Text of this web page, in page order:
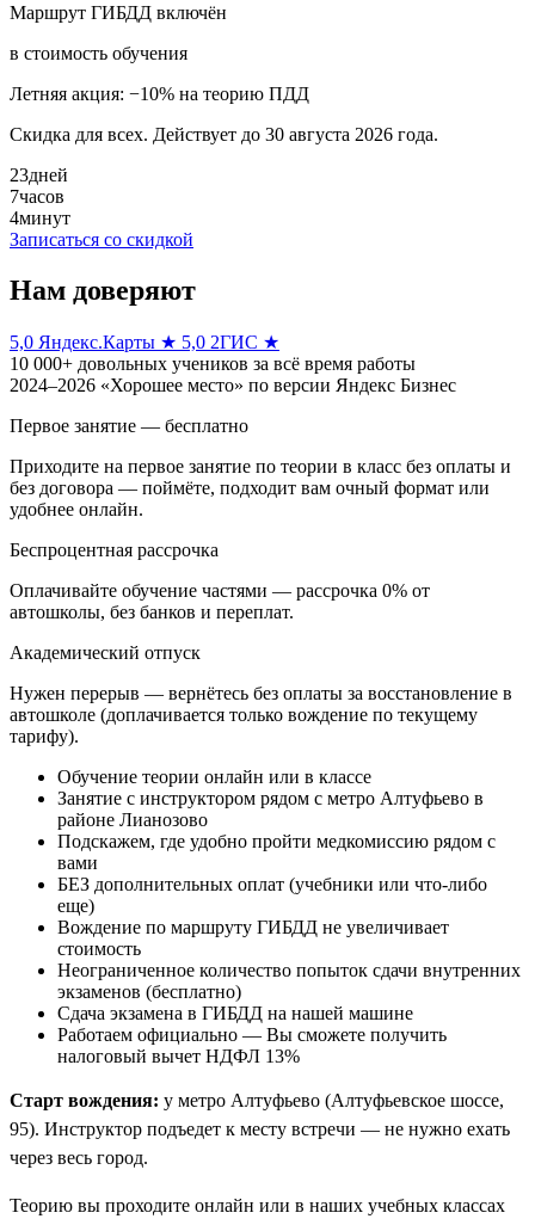
Маршрут ГИБДД включён
в стоимость обучения
Летняя акция: −10% на теорию ПДД
Скидка для всех. Действует до 30 августа 2026 года.
23дней
7часов
4минут
Записаться со скидкой
Нам доверяют
5,0 Яндекс.Карты ★ 5,0 2ГИС ★
10 000+ довольных учеников за всё время работы
2024–2026 «Хорошее место» по версии Яндекс Бизнес
Первое занятие — бесплатно
Приходите на первое занятие по теории в класс без оплаты и
без договора — поймёте, подходит вам очный формат или
удобнее онлайн.
Беспроцентная рассрочка
Оплачивайте обучение частями — рассрочка 0% от
автошколы, без банков и переплат.
Академический отпуск
Нужен перерыв — вернётесь без оплаты за восстановление в
автошколе (доплачивается только вождение по текущему
тарифу).
Обучение теории онлайн или в классе
Занятие с инструктором рядом с метро Алтуфьево в
районе Лианозово
Подскажем, где удобно пройти медкомиссию рядом с
вами
БЕЗ дополнительных оплат (учебники или что-либо
еще)
Вождение по маршруту ГИБДД не увеличивает
стоимость
Неограниченное количество попыток сдачи внутренних
экзаменов (бесплатно)
Сдача экзамена в ГИБДД на нашей машине
Работаем официально — Вы сможете получить
налоговый вычет НДФЛ 13%
Старт вождения: у метро Алтуфьево (Алтуфьевское шоссе,
95). Инструктор подъедет к месту встречи — не нужно ехать
через весь город.
Теорию вы проходите онлайн или в наших учебных классах